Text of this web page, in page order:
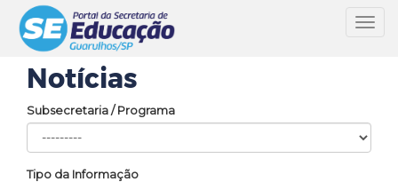
Notícias
Subsecretaria / Programa
Tipo da Informação